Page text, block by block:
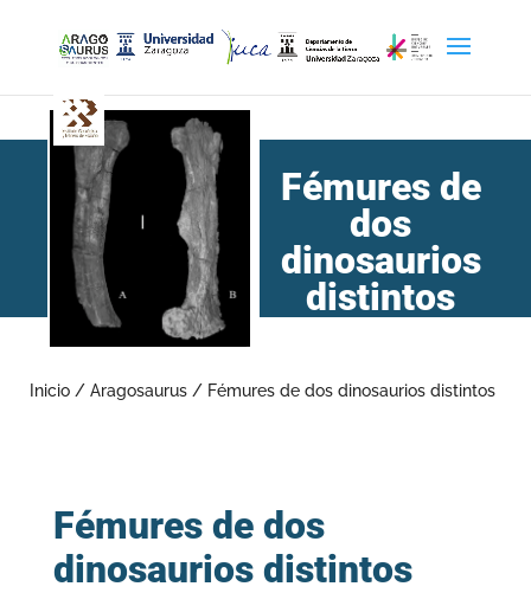
Fémures de
dos
dinosaurios
distintos
Inicio / Aragosaurus / Fémures de dos dinosaurios distintos
Fémures de dos
dinosaurios distintos